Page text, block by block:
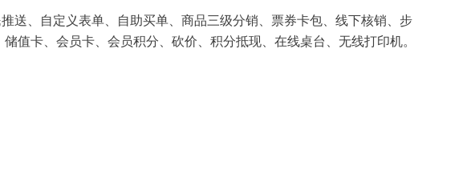
送、自定义表单、自助买单、商品三级分销、票券卡包、线下核销、步
储值卡、会员卡、会员积分、砍价、积分抵现、在线桌台、无线打印机。